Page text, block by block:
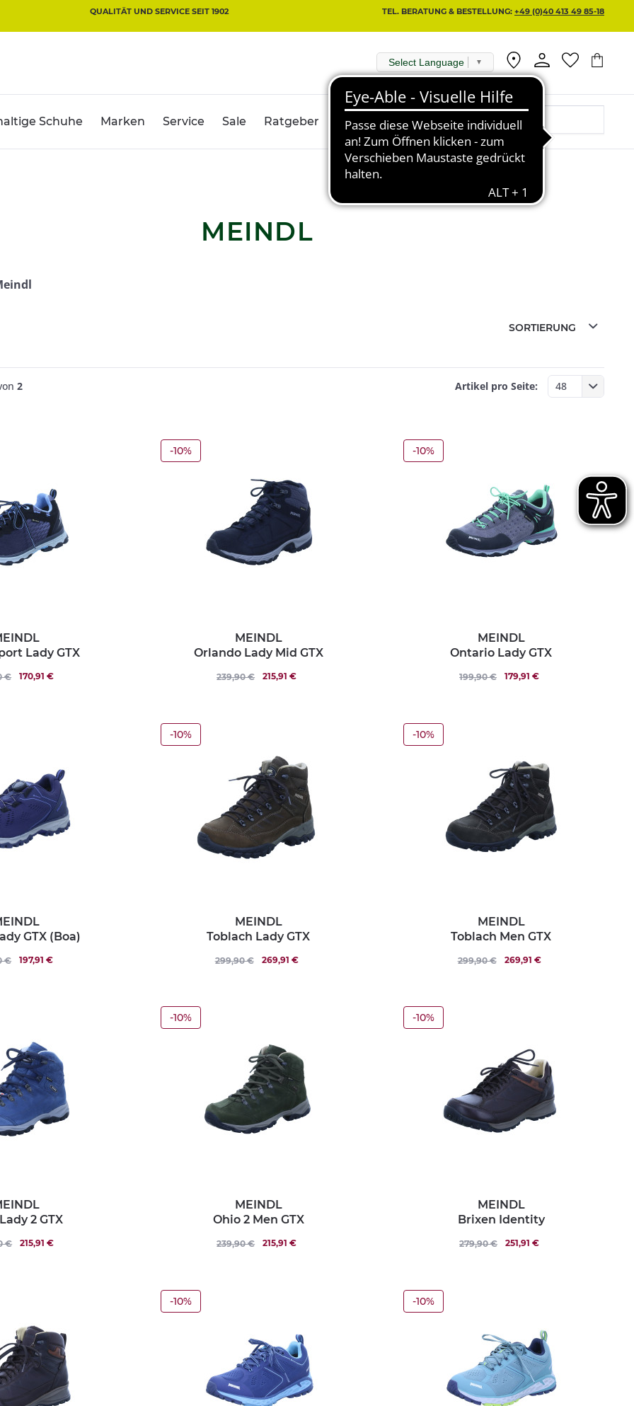
QUALITÄT UND SERVICE SEIT 1902 TEL. BERATUNG & BESTELLUNG: +49 (0)40 413 49 85-18
Select Language ▼
Schuhe Marken Service Sale Ratgeber
MEINDL
2 Artikel pro Seite:
Lady GTX
€ 170,91 €
-10%
MEINDL
Orlando Lady Mid GTX
239,90 € 215,91 €
-10%
MEINDL
Ontario Lady GTX
199,90 € 179,91 €
GTX (Boa)
€ 197,91 €
-10%
MEINDL
Toblach Lady GTX
299,90 € 269,91 €
-10%
MEINDL
Toblach Men GTX
299,90 € 269,91 €
2 GTX
€ 215,91 €
-10%
MEINDL
Ohio 2 Men GTX
239,90 € 215,91 €
-10%
MEINDL
Brixen Identity
279,90 € 251,91 €
-10% -10%